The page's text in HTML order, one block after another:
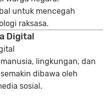
untuk mencegah
raksasa.
Digital
lingkungan, dan
dibawa oleh
sosial.